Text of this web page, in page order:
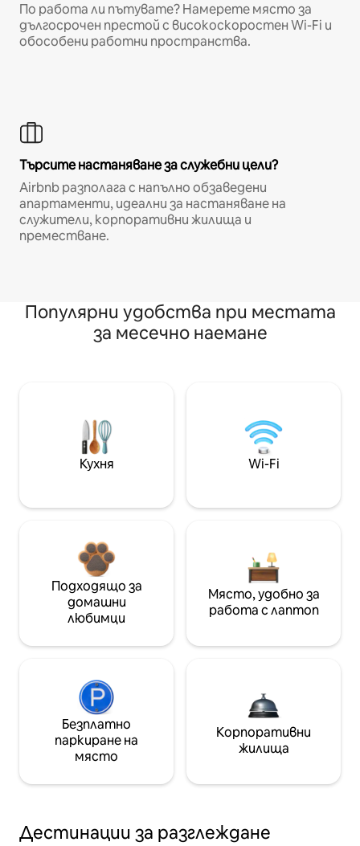
По работа ли пътувате? Намерете място за
дългосрочен престой с високоскоростен Wi-Fi и
обособени работни пространства.
Търсите настаняване за служебни цели?
Airbnb разполага с напълно обзаведени
апартаменти, идеални за настаняване на
служители, корпоративни жилища и
преместване.
Популярни удобства при местата
за месечно наемане
Кухня Wi-Fi
Подходящо за
домашни
любимци
Място, удобно за
работа с лаптоп
Безплатно
паркиране на
място
Корпоративни
жилища
Дестинации за разглеждане